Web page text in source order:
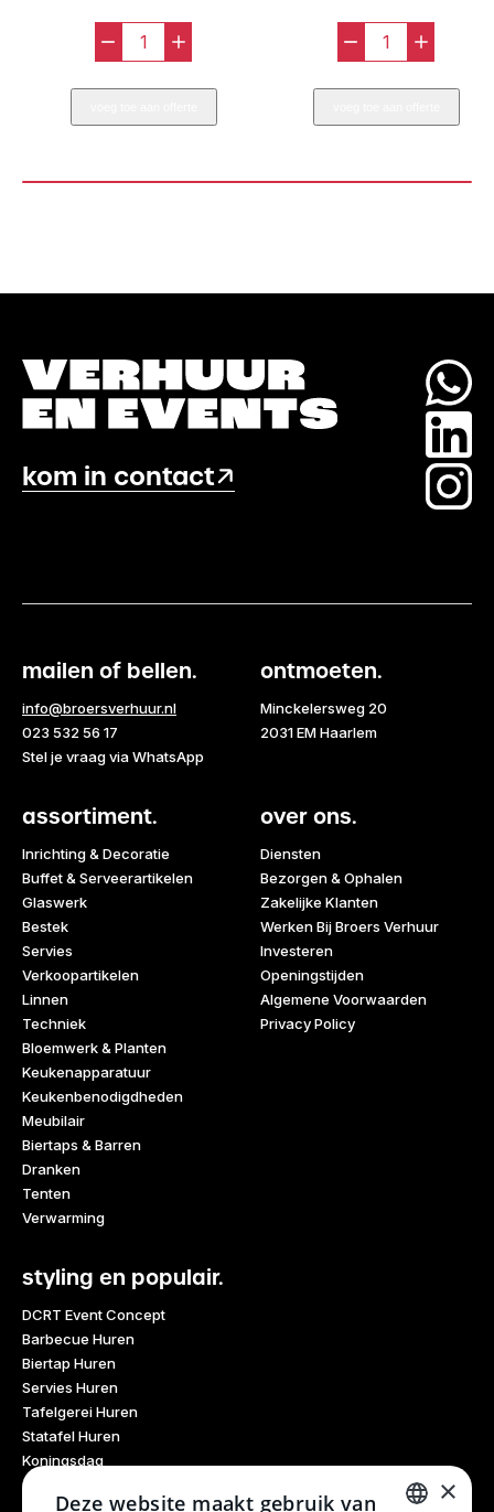
-
Tafeldecoratie
Small
aantal
+ -
Medium
aantal
+
kom in contact
mailen of bellen.
info@broersverhuur.nl
023 532 56 17
Stel je vraag via WhatsApp
ontmoeten.
Minckelersweg 20
2031 EM Haarlem
assortiment.
Inrichting & Decoratie
Buffet & Serveerartikelen
Glaswerk
Bestek
Servies
Verkoopartikelen
Linnen
Techniek
Bloemwerk & Planten
Keukenapparatuur
Keukenbenodigdheden
Meubilair
Biertaps & Barren
Dranken
Tenten
Verwarming
over ons.
Diensten
Bezorgen & Ophalen
Zakelijke Klanten
Werken Bij Broers Verhuur
Investeren
Openingstijden
Algemene Voorwaarden
Privacy Policy
styling en populair.
DCRT Event Concept
Barbecue Huren
Biertap Huren
Servies Huren
Tafelgerei Huren
Statafel Huren
Koningsdag
Glaswerk Huren
×
Deze website maakt gebruik van